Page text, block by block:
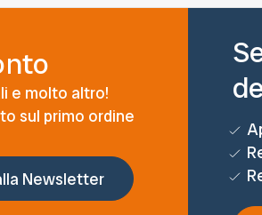
e molto altro!
sul primo ordine